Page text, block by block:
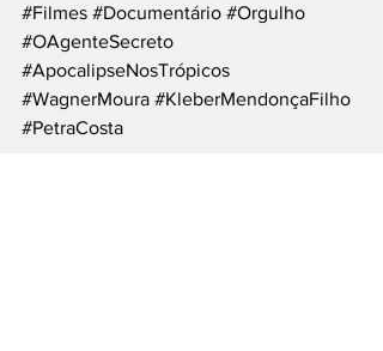
#Filmes #Documentário #Orgulho
#OAgenteSecreto
#ApocalipseNosTrópicos
#WagnerMoura #KleberMendonçaFilho
#PetraCosta